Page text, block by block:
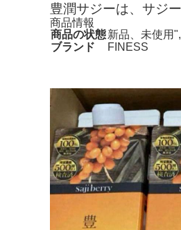
豊潤サジーは、サジ
商品情報
商品の状態新品、未使用
ブランド
FINESS